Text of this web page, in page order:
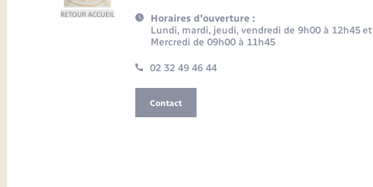
Horaires d'ouverture :
Lundi, mardi, jeudi, vendredi de 9h00 à 12h45
Mercredi de 09h00 à 11h45
02 32 49 46 44
Contact